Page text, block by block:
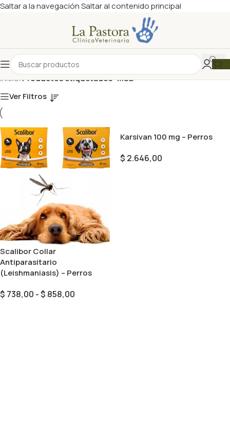
Saltar a la navegaciónSaltar al contenido principal
Inicio/Productos etiquetados “MSD”
Ver Filtros
Scalibor Collar
Antiparasitario
(Leishmaniasis) – Perros
$ 738,00 -$ 858,00
Karsivan 100 mg – Perros
$ 2.646,00